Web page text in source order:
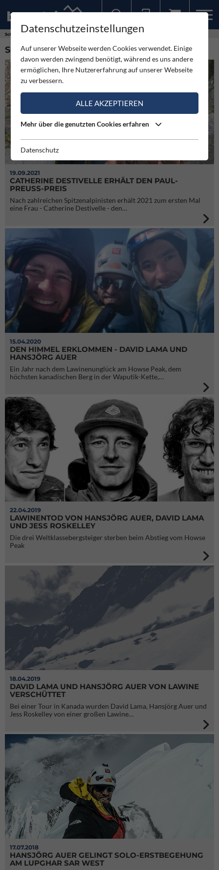
Schlagworte
SCHLAGWORT: HANSJÖRG AUER (38)
19.09.2021
CATHERINE DESTIVELLE ERHÄLT DEN PAUL-
PREUSS-PREIS
Nach zahlreichen Spitzenalpinisten erhält 2021 zum ersten Mal
eine Frau - Catherine Destivelle - den…
15.04.2020
DEN HIMMEL ERKLOMMEN - DAVID LAMA UND
HANSJÖRG AUER
Ein Jahr nach dem Lawinenunglück am Howse Peak, dem
höchsten kanadischen Berg in der Waputik-Kette,…
22.04.2019
LAWINENTOD VON HANSJÖRG AUER, DAVID LAMA
UND JESS ROSKELLEY
Die drei Weltklassebergsteiger sterben beim Abstieg vom Howse
Peak
18.04.2019
DAVID LAMA UND HANSJÖRG AUER VON LAWINE
VERSCHÜTTET
Bei einer Tour in Kanada wurden David Lama, Hansjörg Auer und
Jess Roskelley von einer großen Lawine…
17.07.2018
HANSJÖRG AUER GELINGT SOLO-ERSTBEGEHUNG
AM LUPGHAR SAR WEST
Datenschutzeinstellungen
Auf unserer Webseite werden Cookies verwendet. Einige
davon werden zwingend benötigt, während es uns andere
ermöglichen, Ihre Nutzererfahrung auf unserer Webseite
zu verbessern.
ALLE AKZEPTIEREN
Mehr über die genutzten Cookies erfahren
Datenschutz